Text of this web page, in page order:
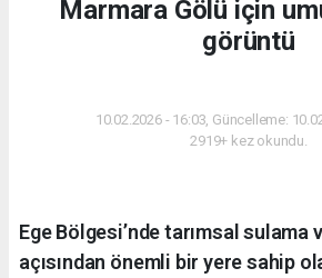
Marmara Gölü için
görüntü
10.02.2026 - 16:03, Güncelleme:
2919+ kez okundu.
Ege Bölgesi’nde tarımsal sulama
açısından önemli bir yere sahip